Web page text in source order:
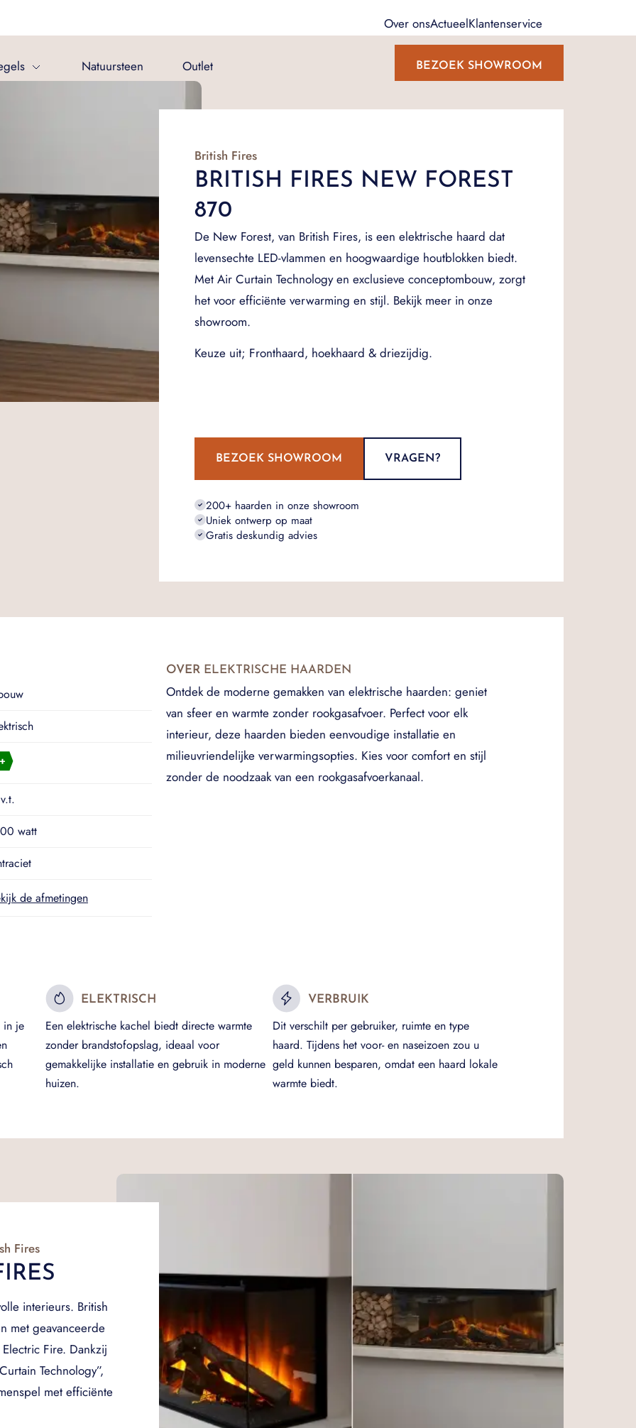
Over onsActueelKlantenservice
Natuursteen Outlet BEZOEK SHOWROOM
British Fires
BRITISH FIRES NEW FOREST
870
De New Forest, van British Fires, is een elektrische haard dat
levensechte LED-vlammen en hoogwaardige houtblokken biedt.
Met Air Curtain Technology en exclusieve conceptombouw, zorgt
het voor efficiënte verwarming en stijl. Bekijk meer in onze
showroom.
Keuze uit; Fronthaard, hoekhaard & driezijdig.
BEZOEK SHOWROOM VRAGEN?
200+ haarden in onze showroom
Uniek ontwerp op maat
Gratis deskundig advies
watt
de afmetingen
OVER ELEKTRISCHE HAARDEN
Ontdek de moderne gemakken van elektrische haarden: geniet
van sfeer en warmte zonder rookgasafvoer. Perfect voor elk
interieur, deze haarden bieden eenvoudige installatie en
milieuvriendelijke verwarmingsopties. Kies voor comfort en stijl
zonder de noodzaak van een rookgasafvoerkanaal.
in je
ELEKTRISCH
Een elektrische kachel biedt directe warmte
zonder brandstofopslag, ideaal voor
gemakkelijke installatie en gebruik in moderne
huizen.
VERBRUIK
Dit verschilt per gebruiker, ruimte en type
haard. Tijdens het voor- en naseizoen zou u
geld kunnen besparen, omdat een haard lokale
warmte biedt.
Fires
interieurs. British
met geavanceerde
Fire. Dankzij
Technology”,
met efficiënte